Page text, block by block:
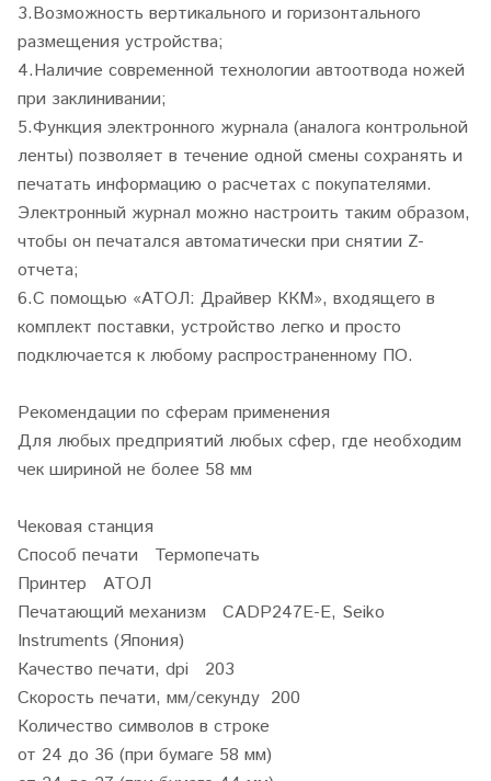
3.Возможность вертикального и горизонтального
размещения устройства;
4.Наличие современной технологии автоотвода ножей
при заклинивании;
5.Функция электронного журнала (аналога контрольной
ленты) позволяет в течение одной смены сохранять и
печатать информацию о расчетах с покупателями.
Электронный журнал можно настроить таким образом,
чтобы он печатался автоматически при снятии Z-
отчета;
6.С помощью «АТОЛ: Драйвер ККМ», входящего в
комплект поставки, устройство легко и просто
подключается к любому распространенному ПО.
Рекомендации по сферам применения
Для любых предприятий любых сфер, где необходим
чек шириной не более 58 мм
Чековая станция
Способ печати Термопечать
Принтер АТОЛ
Печатающий механизм CADP247Е-E, Seiko
Instruments (Япония)
Качество печати, dpi 203
Скорость печати, мм/секунду 200
Количество символов в строке
от 24 до 36 (при бумаге 58 мм)